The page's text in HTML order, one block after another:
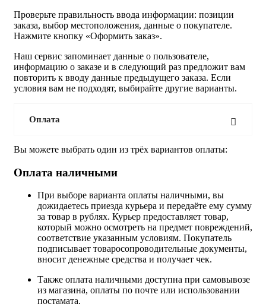
Проверьте правильность ввода информации: позиции
заказа, выбор местоположения, данные о покупателе.
Нажмите кнопку «Оформить заказ».
Наш сервис запоминает данные о пользователе,
информацию о заказе и в следующий раз предложит вам
повторить к вводу данные предыдущего заказа. Если
условия вам не подходят, выбирайте другие варианты.
Оплата
Вы можете выбрать один из трёх вариантов оплаты:
Оплата наличными
При выборе варианта оплаты наличными, вы
дожидаетесь приезда курьера и передаёте ему сумму
за товар в рублях. Курьер предоставляет товар,
который можно осмотреть на предмет повреждений,
соответствие указанным условиям. Покупатель
подписывает товаросопроводительные документы,
вносит денежные средства и получает чек.
Также оплата наличными доступна при самовывозе
из магазина, оплаты по почте или использовании
постамата.